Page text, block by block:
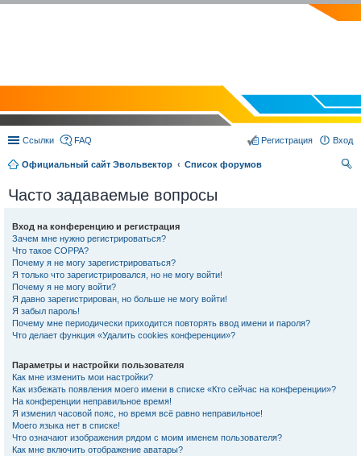
Ссылки FAQ Вход
Регистрация
Официальный сайт Эвольвектор
Список форумов
Часто задаваемые вопросы
Вход на конференцию и регистрация
Зачем мне нужно регистрироваться?
Что такое COPPA?
Почему я не могу зарегистрироваться?
Я только что зарегистрировался, но не могу войти!
Почему я не могу войти?
Я давно зарегистрирован, но больше не могу войти!
Я забыл пароль!
Почему мне периодически приходится повторять ввод имени и пароля?
Что делает функция «Удалить cookies конференции»?
Параметры и настройки пользователя
Как мне изменить мои настройки?
Как избежать появления моего имени в списке «Кто сейчас на конференции»?
На конференции неправильное время!
Я изменил часовой пояс, но время всё равно неправильное!
Моего языка нет в списке!
Что означают изображения рядом с моим именем пользователя?
Как мне включить отображение аватары?